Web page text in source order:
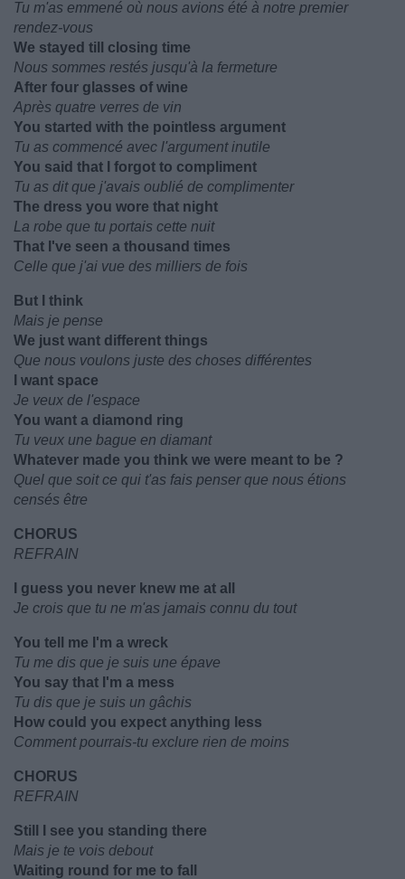
Tu m'as emmené où nous avions été à notre premier
rendez-vous
We stayed till closing time
Nous sommes restés jusqu'à la fermeture
After four glasses of wine
Après quatre verres de vin
You started with the pointless argument
Tu as commencé avec l'argument inutile
You said that I forgot to compliment
Tu as dit que j'avais oublié de complimenter
The dress you wore that night
La robe que tu portais cette nuit
That I've seen a thousand times
Celle que j'ai vue des milliers de fois
But I think
Mais je pense
We just want different things
Que nous voulons juste des choses différentes
I want space
Je veux de l'espace
You want a diamond ring
Tu veux une bague en diamant
Whatever made you think we were meant to be ?
Quel que soit ce qui t'as fais penser que nous étions
censés être
CHORUS
REFRAIN
I guess you never knew me at all
Je crois que tu ne m'as jamais connu du tout
You tell me I'm a wreck
Tu me dis que je suis une épave
You say that I'm a mess
Tu dis que je suis un gâchis
How could you expect anything less
Comment pourrais-tu exclure rien de moins
CHORUS
REFRAIN
Still I see you standing there
Mais je te vois debout
Waiting round for me to fall